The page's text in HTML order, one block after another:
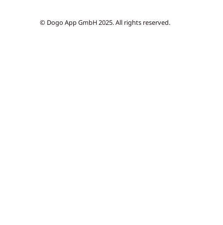
© Dogo App GmbH 2025. All rights reserved.